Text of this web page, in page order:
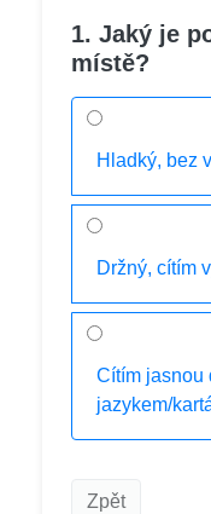
1. Jaký je
místě?
Hladký, bez
Držný, cítím
Cítím jasnou
jazykem/
Zpět